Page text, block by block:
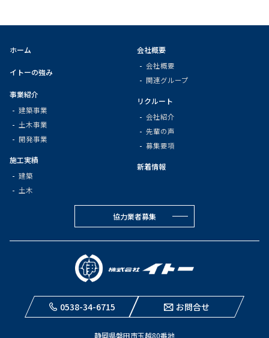
ホーム
イトーの強み
事業紹介
建築事業
土木事業
開発事業
施工実績
建築
土木
会社概要
会社概要
関連グループ
リクルート
会社紹介
先輩の声
募集要項
新着情報
協力業者募集
0538-34-6715 お問合せ
静岡県磐田市玉越80番地